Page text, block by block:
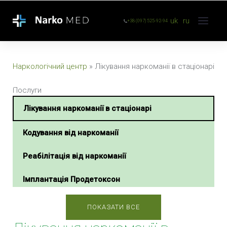
+38 (097) 525-92-94 uk ru
Наркологічний центр » Лікування наркоманії в стаціонарі
Послуги
Лікування наркоманії в стаціонарі
Кодування від наркоманії
Реабілітація від наркоманії
Імплантація Продетоксон
Екстрена наркологічна допомога
ПОКАЗАТИ ВСЕ